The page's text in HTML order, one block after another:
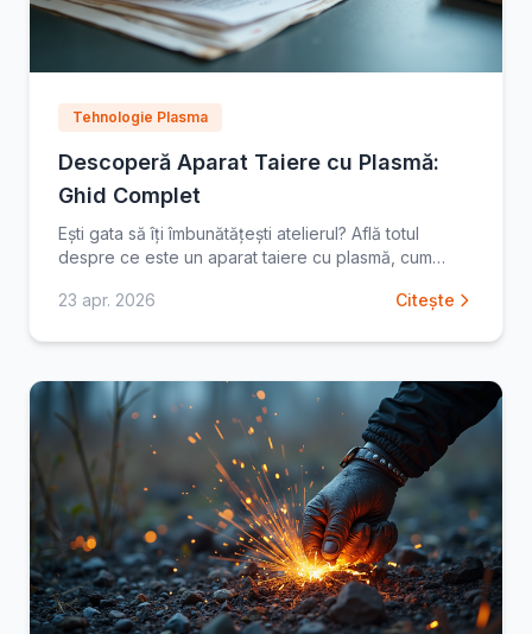
Tehnologie Plasma
Descoperă Aparat Taiere cu Plasmă:
Ghid Complet
Ești gata să îți îmbunătățești atelierul? Află totul
despre ce este un aparat taiere cu plasmă, cum
Descoperă
23 apr. 2026 Citește